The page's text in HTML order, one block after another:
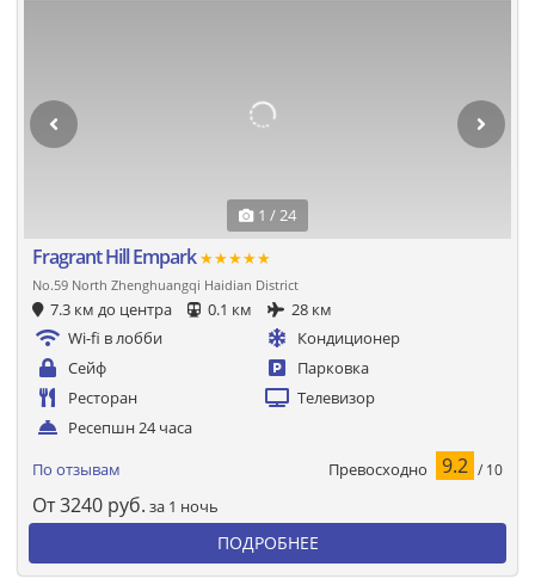
1 / 24
Fragrant Hill Empark★★★★★
No.59 North Zhenghuangqi Haidian District
7.3 км до центра 0.1 км
28 км
Wi-fi в лобби
Кондиционер
Сейф
Парковка
Ресторан
Телевизор
Ресепшн 24 часа
По отзывам Превосходно 9.2 / 10
От3240 руб. за 1 ночь
ПОДРОБНЕЕ